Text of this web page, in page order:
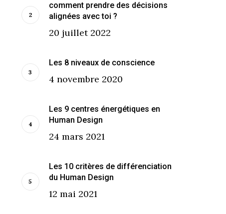
comment prendre des décisions
alignées avec toi ?
20 juillet 2022
Les 8 niveaux de conscience
4 novembre 2020
Les 9 centres énergétiques en
Human Design
24 mars 2021
Les 10 critères de différenciation
du Human Design
12 mai 2021